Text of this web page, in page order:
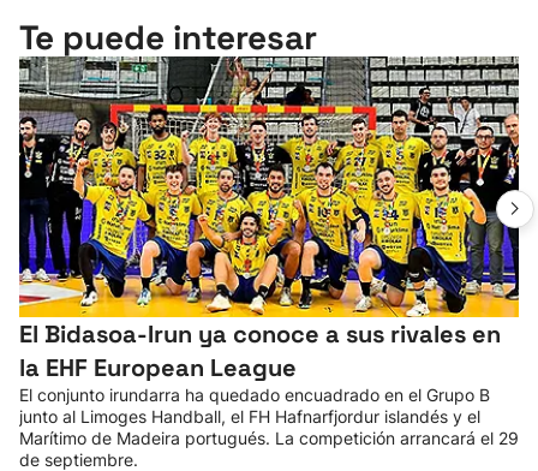
Te puede interesar
El Bidasoa-Irun ya conoce a sus rivales en
la EHF European League
El conjunto irundarra ha quedado encuadrado en el Grupo B
junto al Limoges Handball, el FH Hafnarfjordur islandés y el
Marítimo de Madeira portugués. La competición arrancará el 29
de septiembre.